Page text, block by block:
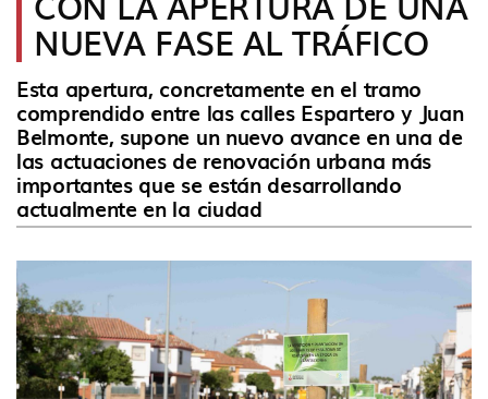
idioma
NUEVA FASE AL TRÁFICO
Esta apertura, concretamente en el tramo
comprendido entre las calles Espartero y Juan
Belmonte, supone un nuevo avance en una de
las actuaciones de renovación urbana más
importantes que se están desarrollando
actualmente en la ciudad